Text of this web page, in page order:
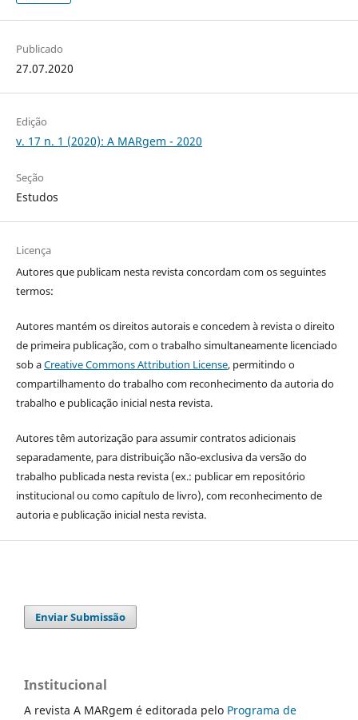
Publicado
27.07.2020
Edição
v. 17 n. 1 (2020): A MARgem - 2020
Seção
Estudos
Licença
Autores que publicam nesta revista concordam com os seguintes
termos:
Autores mantém os direitos autorais e concedem à revista o direito
de primeira publicação, com o trabalho simultaneamente licenciado
sob aCreative Commons Attribution License, permitindo o
compartilhamento do trabalho com reconhecimento da autoria do
trabalho e publicação inicial nesta revista.
Autores têm autorização para assumir contratos adicionais
separadamente, para distribuição não-exclusiva da versão do
trabalho publicada nesta revista (ex.: publicar em repositório
institucional ou como capítulo de livro), com reconhecimento de
autoria e publicação inicial nesta revista.
Enviar Submissão
Institucional
A revista A MARgem é editorada pelo Programa de